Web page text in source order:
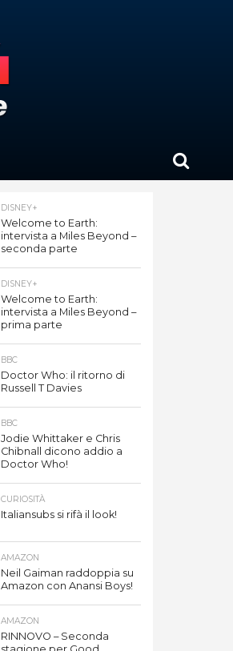
DISNEY+
Welcome to Earth:
intervista a Miles Beyond –
seconda parte
DISNEY+
Welcome to Earth:
intervista a Miles Beyond –
prima parte
BBC
Doctor Who: il ritorno di
Russell T Davies
BBC
Jodie Whittaker e Chris
Chibnall dicono addio a
Doctor Who!
CURIOSITÀ
Italiansubs si rifà il look!
AMAZON
Neil Gaiman raddoppia su
Amazon con Anansi Boys!
AMAZON
RINNOVO – Seconda